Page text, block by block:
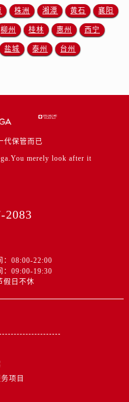
福建省三明市三元区东乾二路售后服务中心（需提前预约）
福建省漳州市龙文区步港路售后服务中心（需提前预约）
江苏省常州市新北区龙锦路1590号现代传媒中心5号楼10层1008室售后服务中心（需提前预约）
株洲 湘潭 黄石 襄阳
柳州 桂林 惠州 西宁
盐城 泰州 台州
代保管而已
merely look after it
2083
：08:00-22:00
：09:00-19:30
假日不休
项目